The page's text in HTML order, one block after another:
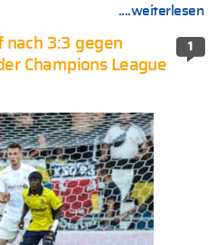
....weiterlesen
1
nach 3:3 gegen
Champions League